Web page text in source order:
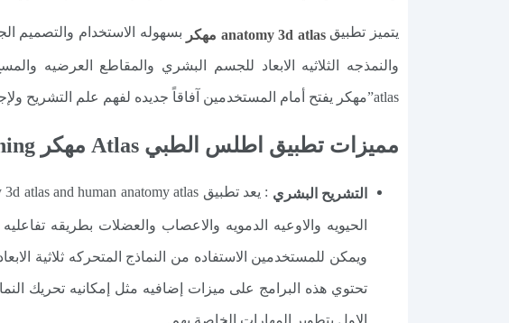
يتميز تطبيقanatomy 3d atlas مهكر بسهوله الاستخدام والتصميم
atlas”مهكر يفتح أمام المستخدمين آفاقاً جديده لفهم علم التشريح ولإجراء البحوث الطبيه بشكل أفضل وأدق وتحليل الأعطال الفيزيولوجيه المختلفه في جسم الانسان .
مميزات تطبيق اطلس الطبي Atlas مهكر Anatomy Learning مجانا 3D اخر اصدار
التشريح البشري
الحيويه والاوعيه الدمويه والاعصاب والعضلات بطريقه
ويمكن للمستخدمين الاستفاده من النماذج المتحركه ثلاثية
تحتوي هذه البرامج على ميزات إضافيه مثل إمكانيه تحريك